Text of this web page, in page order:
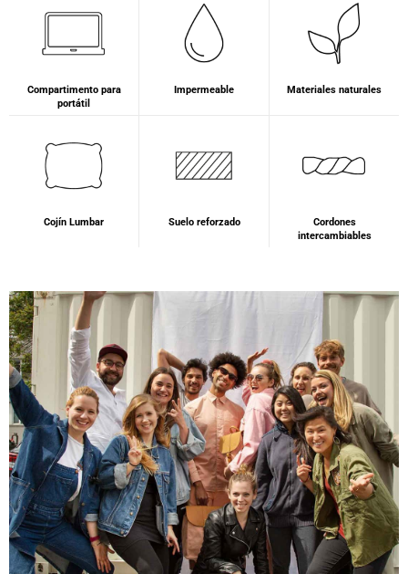
Compartimento para
portátil
Impermeable Materiales naturales
Cojín Lumbar Suelo reforzado
Cordones
intercambiables